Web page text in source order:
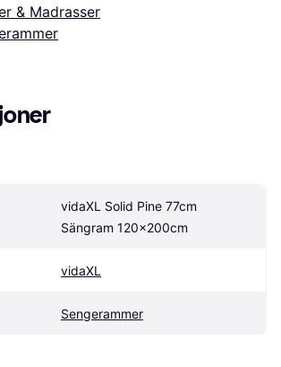
& Madrasser
vidaXL Solid Pine 77cm
Sängram 120x200cm
vidaXL
Sengerammer